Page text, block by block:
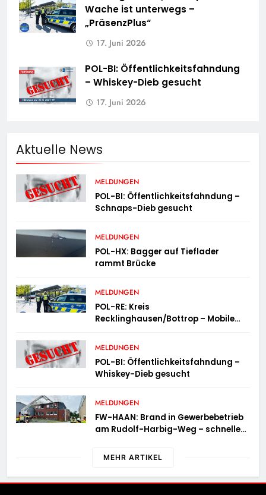
Wache ist unterwegs –
„PräsenzPlus“
17. Juni 2026
POL-BI: Öffentlichkeitsfahndung
– Whiskey-Dieb gesucht
17. Juni 2026
Aktuelle News
MELDUNGEN
POL-BI: Öffentlichkeitsfahndung –
Schnaps-Dieb gesucht
MELDUNGEN
POL-HX: Bagger auf Tieflader
rammt Brücke
MELDUNGEN
POL-RE: Kreis
Recklinghausen/Bottrop – Mobile
„PräsenzPlus“
MELDUNGEN
POL-BI: Öffentlichkeitsfahndung –
Whiskey-Dieb gesucht
MELDUNGEN
FW-HAAN: Brand in Gewerbebetrieb
am Rudolf-Harbig-Weg – schnelle
Ausbreitung
MEHR ARTIKEL